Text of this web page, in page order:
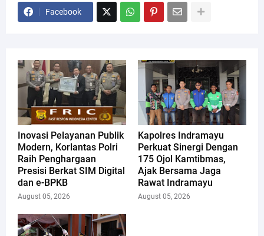
Facebook
Inovasi Pelayanan Publik
Modern, Korlantas Polri
Raih Penghargaan
Presisi Berkat SIM Digital
dan e-BPKB
August 05, 2026
Kapolres Indramayu
Perkuat Sinergi Dengan
175 Ojol Kamtibmas,
Ajak Bersama Jaga
Rawat Indramayu
August 05, 2026